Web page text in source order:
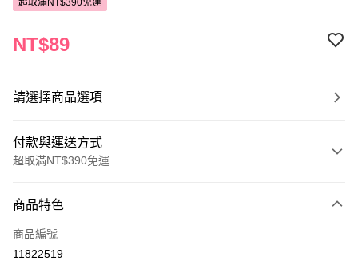
超取滿NT$390免運
NT$89
請選擇商品選項
付款與運送方式
超取滿NT$390免運
POYA支付
信用卡一次付款
商品特色
商品編號
11822519